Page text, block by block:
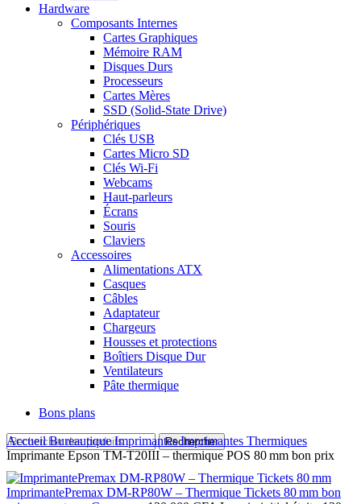
Hardware
Composants Internes
Cartes Graphiques
Mémoire RAM
Disques Durs
Processeurs
Cartes Mères
SSD (Solid-State Drive)
Périphériques
Clés USB
Cartes Micro SD
Clés Wi-Fi
Webcams
Haut-parleurs
Écrans
Souris
Claviers
Accessoires
Alimentations ATX
Casques
Câbles
Adaptateur
Chargeurs
Housses et protections
Boîtiers Disque Dur
Ventilateurs
Pâte thermique
Bons plans
Rechercher
AccueilBureautiqueImprimantesImprimantes Thermiques
Imprimante Epson TM-T20III – thermique POS 80 mm bon prix
ImprimantePremax DM‑RP80W – Thermique Tickets 80 mm bon